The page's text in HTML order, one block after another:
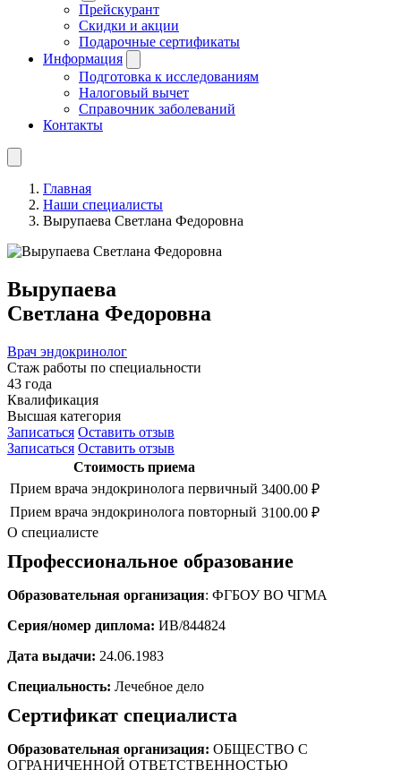
Прейскурант
Скидки и акции
Подарочные сертификаты
Информация
Подготовка к исследованиям
Налоговый вычет
Справочник заболеваний
Контакты
Главная
Наши специалисты
Вырупаева Светлана Федоровна
Вырупаева
Светлана Федоровна
Врач эндокринолог
Стаж работы по специальности
43 года
Квалификация
Высшая категория
Записаться Оставить отзыв
Записаться Оставить отзыв
Стоимость приема
Прием врача эндокринолога первичный 3400.00 ₽
Прием врача эндокринолога повторный 3100.00 ₽
О специалисте
Профессиональное образование
Образовательная организация: ФГБОУ ВО ЧГМА
Серия/номер диплома: ИВ/844824
Дата выдачи: 24.06.1983
Специальность: Лечебное дело
Сертификат специалиста
Образовательная организация: ОБЩЕСТВО С
ОГРАНИЧЕННОЙ ОТВЕТСТВЕННОСТЬЮ